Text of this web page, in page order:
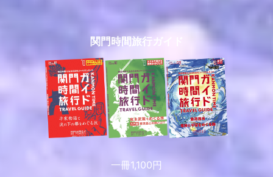
関門時間旅行ガイド
一冊1,100円